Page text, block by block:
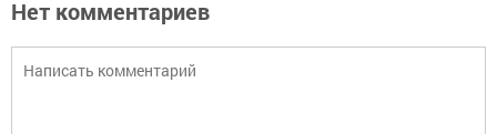
Нет комментариев